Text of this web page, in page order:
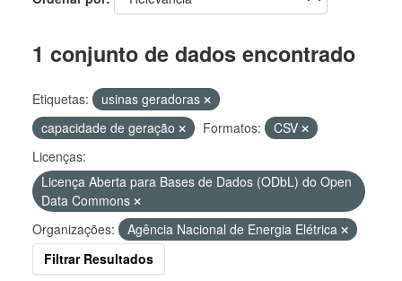
1 conjunto de dados encontrado
Etiquetas:
usinas geradoras
capacidade de geração
Formatos:
CSV
Licenças:
Licença Aberta para Bases de Dados (ODbL) do Open
Data Commons
Organizações:
Agência Nacional de Energia Elétrica
Filtrar Resultados